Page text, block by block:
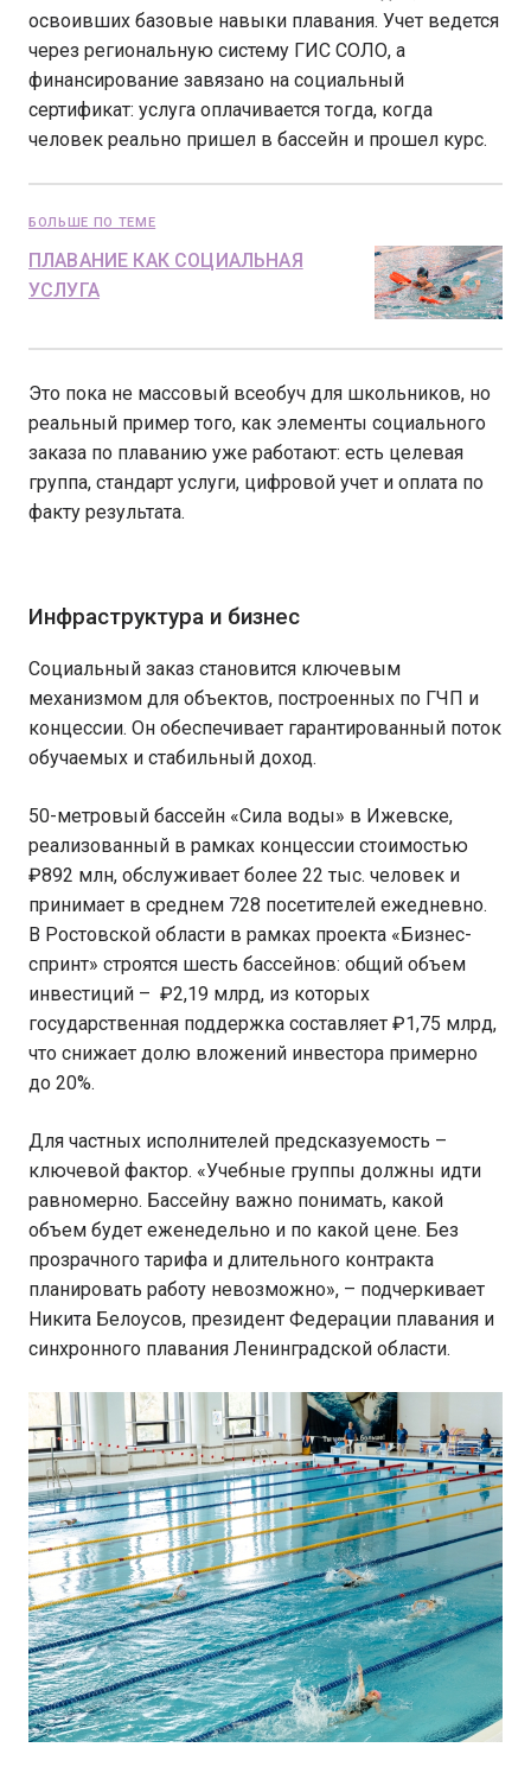
освоивших базовые навыки плавания. Учет ведется
через региональную систему ГИС СОЛО, а
финансирование завязано на социальный
сертификат: услуга оплачивается тогда, когда
человек реально пришел в бассейн и прошел курс.
БОЛЬШЕ ПО ТЕМЕ
ПЛАВАНИЕ КАК СОЦИАЛЬНАЯ
УСЛУГА
Это пока не массовый всеобуч для школьников, но
реальный пример того, как элементы социального
заказа по плаванию уже работают: есть целевая
группа, стандарт услуги, цифровой учет и оплата по
факту результата.
Инфраструктура и бизнес
Социальный заказ становится ключевым
механизмом для объектов, построенных по ГЧП и
концессии. Он обеспечивает гарантированный поток
обучаемых и стабильный доход.
50-метровый бассейн «Сила воды» в Ижевске,
реализованный в рамках концессии стоимостью
₽892 млн, обслуживает более 22 тыс. человек и
принимает в среднем 728 посетителей ежедневно.
В Ростовской области в рамках проекта «Бизнес-
спринт» строятся шесть бассейнов: общий объем
инвестиций – ₽2,19 млрд, из которых
государственная поддержка составляет ₽1,75 млрд,
что снижает долю вложений инвестора примерно
до 20%.
Для частных исполнителей предсказуемость –
ключевой фактор. «Учебные группы должны идти
равномерно. Бассейну важно понимать, какой
объем будет еженедельно и по какой цене. Без
прозрачного тарифа и длительного контракта
планировать работу невозможно», – подчеркивает
Никита Белоусов, президент Федерации плавания и
синхронного плавания Ленинградской области.